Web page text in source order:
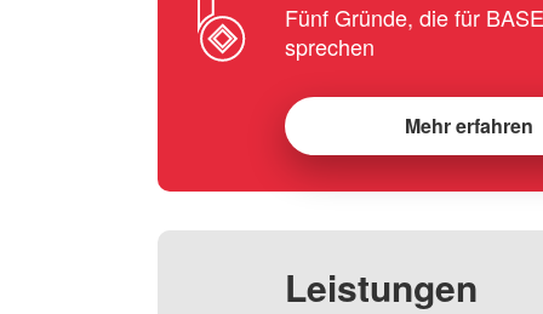
Fünf Gründe, die für
sprechen
Mehr erfahren
Leistungen